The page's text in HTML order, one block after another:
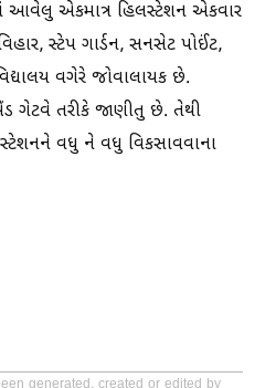
આવેલુ એકમાત્ર હિલસ્ટેશન એકવાર
સ્ટેપ ગાર્ડન, સનસેટ પોઈંટ,
વગેરે જોવાલાયક છે.
ગેટવે તરીકે જાણીતુ છે. તેથી
વધુ ને વધુ વિકસાવવાના